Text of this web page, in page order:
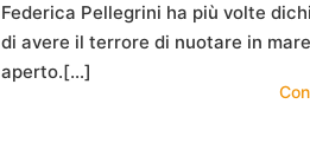
Federica Pellegrini ha più volte
di avere il terrore di nuotare in mare
aperto.[…]